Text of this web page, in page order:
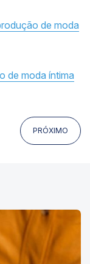
de moda
de moda íntima
PRÓXIMO